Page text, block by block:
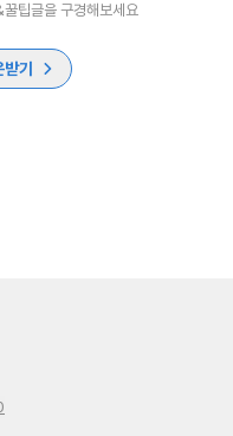
팁글을 구경해보세요
기